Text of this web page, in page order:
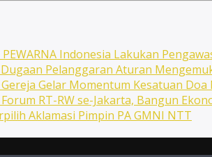
Indonesia Lakukan
Pelanggaran Aturan
Gelar Momentum Kesatuan
RT-RW se-Jakarta, Bangun
Aklamasi Pimpin PA GMNI NTT